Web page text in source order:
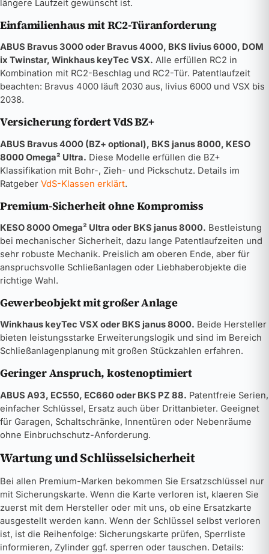
längere Laufzeit gewünscht ist.
Einfamilienhaus mit RC2-Türanforderung
ABUS Bravus 3000 oder Bravus 4000, BKS livius 6000, DOM
ix Twinstar, Winkhaus keyTec VSX. Alle erfüllen RC2 in
Kombination mit RC2-Beschlag und RC2-Tür. Patentlaufzeit
beachten: Bravus 4000 läuft 2030 aus, livius 6000 und VSX bis
2038.
Versicherung fordert VdS BZ+
ABUS Bravus 4000 (BZ+ optional), BKS janus 8000, KESO
8000 Omega² Ultra. Diese Modelle erfüllen die BZ+
Klassifikation mit Bohr-, Zieh- und Pickschutz. Details im
Ratgeber VdS-Klassen erklärt.
Premium-Sicherheit ohne Kompromiss
KESO 8000 Omega² Ultra oder BKS janus 8000. Bestleistung
bei mechanischer Sicherheit, dazu lange Patentlaufzeiten und
sehr robuste Mechanik. Preislich am oberen Ende, aber für
anspruchsvolle Schließanlagen oder Liebhaberobjekte die
richtige Wahl.
Gewerbeobjekt mit großer Anlage
Winkhaus keyTec VSX oder BKS janus 8000. Beide Hersteller
bieten leistungsstarke Erweiterungslogik und sind im Bereich
Schließanlagenplanung mit großen Stückzahlen erfahren.
Geringer Anspruch, kostenoptimiert
ABUS A93, EC550, EC660 oder BKS PZ 88. Patentfreie Serien,
einfacher Schlüssel, Ersatz auch über Drittanbieter. Geeignet
für Garagen, Schaltschränke, Innentüren oder Nebenräume
ohne Einbruchschutz-Anforderung.
Wartung und Schlüsselsicherheit
Bei allen Premium-Marken bekommen Sie Ersatzschlüssel nur
mit Sicherungskarte. Wenn die Karte verloren ist, klaeren Sie
zuerst mit dem Hersteller oder mit uns, ob eine Ersatzkarte
ausgestellt werden kann. Wenn der Schlüssel selbst verloren
ist, ist die Reihenfolge: Sicherungskarte prüfen, Sperrliste
informieren, Zylinder ggf. sperren oder tauschen. Details: